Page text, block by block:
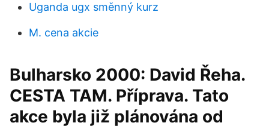
Uganda ugx směnný kurz
M. cena akcie
Bulharsko 2000: David Řeha.
CESTA TAM. Příprava. Tato
akce byla již plánována od